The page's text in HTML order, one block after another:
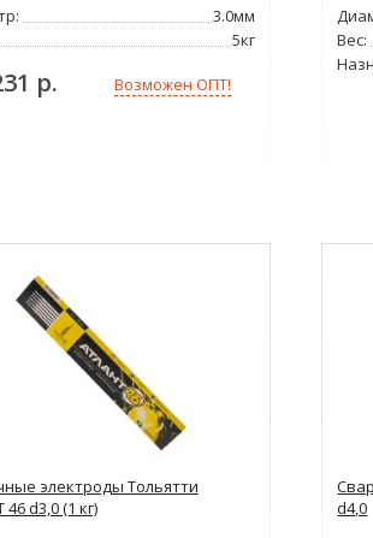
3.0мм
5кг
р. Возможен ОПТ!
Вес:
электроды Тольятти
d3,0 (1 кг)
d4,0